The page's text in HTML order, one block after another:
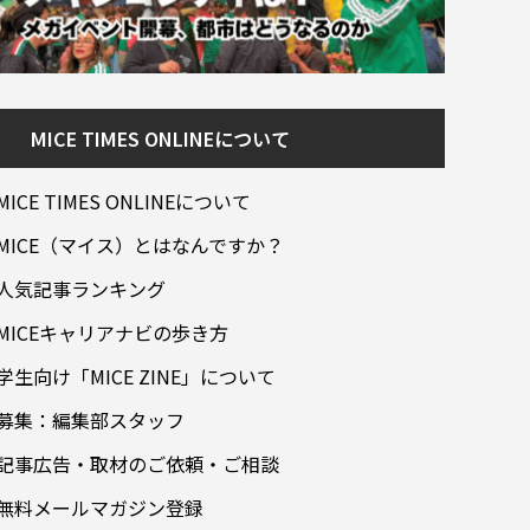
MICE TIMES ONLINEについて
TIMES ONLINEについて
（マイス）とはなんですか？
気記事ランキング
キャリアナビの歩き方
生向け「MICE ZINE」について
集：編集部スタッフ
事広告・取材のご依頼・ご相談
料メールマガジン登録